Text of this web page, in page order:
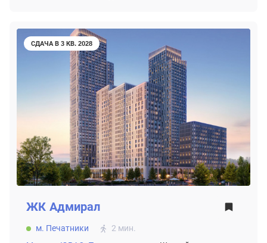
СДАЧА В 3 КВ. 2028
ЖК Адмирал
м. Печатники
2 мин.